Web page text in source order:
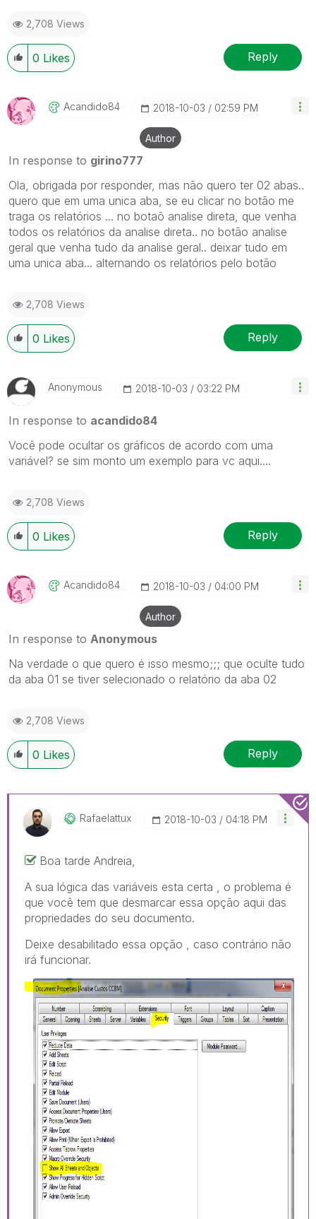
2,708 Views
0 Likes Reply
Acandido84 ‎2018-10-03 02:59 PM
Author
In response to girino777
Ola, obrigada por responder, mas não quero ter 02 abas..
quero que em uma unica aba, se eu clicar no botão me
traga os relatórios ... no botaõ analise direta, que venha
todos os relatórios da analise direta.. no botão analise
geral que venha tudo da analise geral.. deixar tudo em
uma unica aba... alternando os relatórios pelo botão
2,708 Views
0 Likes Reply
Anonymous ‎2018-10-03 03:22 PM
In response to acandido84
Você pode ocultar os gráficos de acordo com uma
variável? se sim monto um exemplo para vc aqui....
2,708 Views
0 Likes Reply
Acandido84 ‎2018-10-03 04:00 PM
Author
In response to Anonymous
Na verdade o que quero é isso mesmo;;; que oculte tudo
da aba 01 se tiver selecionado o relatório da aba 02
2,708 Views
0 Likes Reply
Rafaelattux ‎2018-10-03 04:18 PM
Boa tarde Andreia,
A sua lógica das variáveis esta certa , o problema é
que você tem que desmarcar essa opção aqui das
propriedades do seu documento.
Deixe desabilitado essa opção , caso contrário não
irá funcionar.